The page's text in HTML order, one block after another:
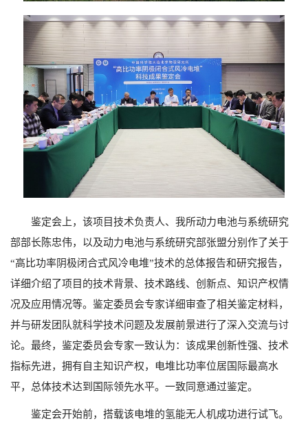
鉴定会上，该项目技术负责人、我所动力电池与系统研究
部部长陈忠伟，以及动力电池与系统研究部张盟分别作了关于
“高比功率阴极闭合式风冷电堆”技术的总体报告和研究报告，
详细介绍了项目的技术背景、技术路线、创新点、知识产权情
况及应用情况等。鉴定委员会专家详细审查了相关鉴定材料，
并与研发团队就科学技术问题及发展前景进行了深入交流与讨
论。最终，鉴定委员会专家一致认为：该成果创新性强、技术
指标先进，拥有自主知识产权，电堆比功率位居国际最高水
平，总体技术达到国际领先水平。一致同意通过鉴定。
鉴定会开始前，搭载该电堆的氢能无人机成功进行试飞。